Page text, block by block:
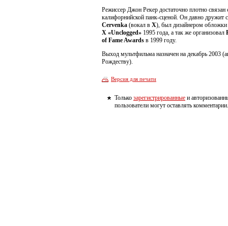
Режиссер Джон Рекер достаточно плотно связан
калифорнийской панк-сценой. Он давно дружит
Cervenka (вокал в Х), был дизайнером обложки
Х «Unclogged» 1995 года, а так же организовал
of Fame Awards в 1999 году.
Выход мультфильма назначен на декабрь 2003
Рождеству).
Версия для печати
Только зарегистрированные и
пользователи могут оставлять комментарии.